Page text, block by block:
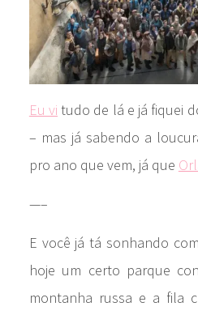
Eu vi tudo de lá e já fiquei
– mas já sabendo a
pro ano que vem, já que
—–
E você já tá sonhando
hoje um certo parque
montanha russa e a fila